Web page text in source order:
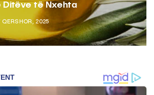
Ditëve të Nxehta
QERSHOR, 2025